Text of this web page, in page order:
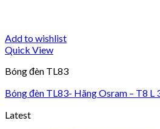
Add to wishlist
Quick View
Bóng đèn TL83
Bóng đèn TL83- Hãng Osram – T8 L
Latest